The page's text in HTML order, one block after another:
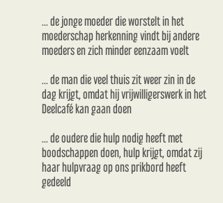
... de jonge moeder die worstelt in het
moederschap herkenning vindt bij andere
moeders en zich minder eenzaam voelt
... de man die veel thuis zit weer zin in de
dag krijgt, omdat hij vrijwilligerswerk in het
Deelcafé kan gaan doen
... de oudere die hulp nodig heeft met
boodschappen doen, hulp krijgt, omdat zij
haar hulpvraag op ons prikbord heeft
gedeeld